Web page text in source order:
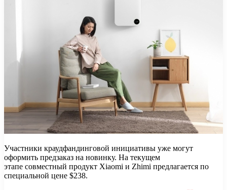
Участники краудфандинговой инициативы уже могут
оформить предзаказ на новинку. На текущем
этапе совместный продукт Xiaomi и Zhimi предлагается по
специальной цене $238.